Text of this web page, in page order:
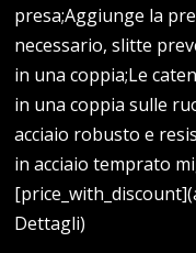
presa;Aggiunge la
necessario, slitte
in una coppia;Le
in una coppia sulle
acciaio robusto e
in acciaio temprato
Dettagli)